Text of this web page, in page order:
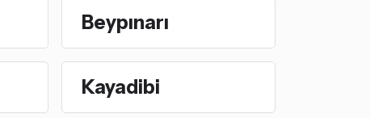
Beypınarı
Kayadibi